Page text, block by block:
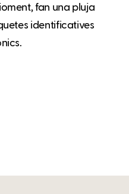
fan una pluja
identificatives